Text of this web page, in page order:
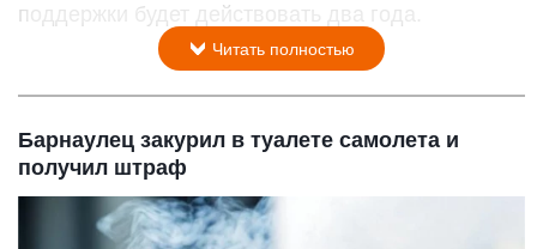
поддержки будет действовать два года.
Читать полностью
Барнаулец закурил в туалете самолета и
получил штраф